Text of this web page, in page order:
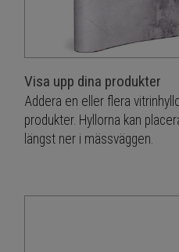
Visa upp dina produkter
Addera en eller flera
produkter. Hyllorna kan
längst ner i mässväggen.